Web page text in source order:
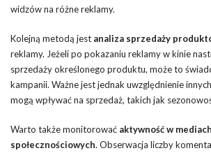
widzów na różne reklamy.
Kolejną metodą jest analiza sprzedaży
reklamy. Jeżeli po pokazaniu reklamy w kinie
sprzedaży określonego produktu, może to
kampanii. Ważne jest jednak uwzględnienie
mogą wpływać na sprzedaż, takich jak
Warto także monitorować aktywność w mediach
społecznościowych. Obserwacja liczby